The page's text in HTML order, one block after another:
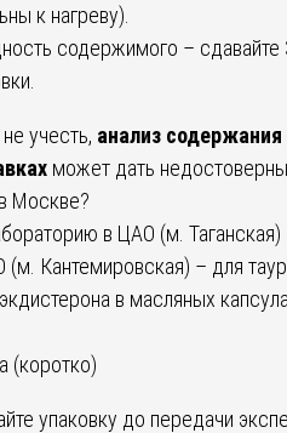
к нагреву).
содержимого – сдавайте
учесть, анализ
может дать
Москве?
в ЦАО (м. Таганская)
(м. Кантемировская) – для
в масляных
(коротко)
упаковку до передачи